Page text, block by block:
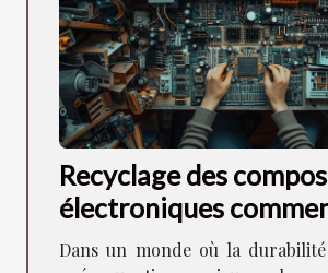
Recyclage des
électroniques
participer à l'économie
Dans un monde où la